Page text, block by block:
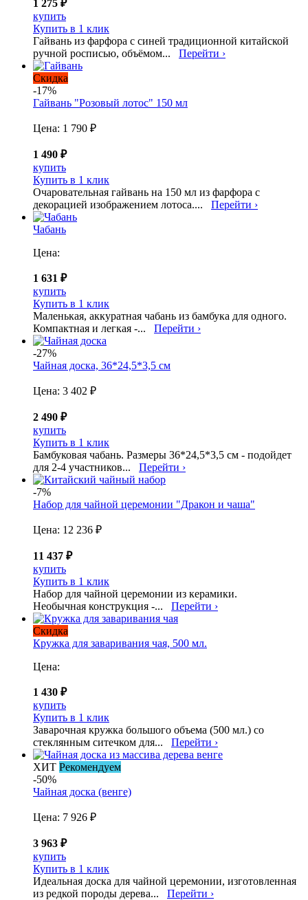
1 275 ₽
купить
Купить в 1 клик
Гайвань из фарфора с синей традиционной китайской
ручной росписью, объёмом... Перейти ›
Скидка
-17%
Гайвань "Розовый лотос" 150 мл
Цена: 1 790 ₽
1 490 ₽
купить
Купить в 1 клик
Очаровательная гайвань на 150 мл из фарфора с
декорацией изображением лотоса.... Перейти ›
Чабань
Цена:
1 631 ₽
купить
Купить в 1 клик
Маленькая, аккуратная чабань из бамбука для одного.
Компактная и легкая -... Перейти ›
-27%
Чайная доска, 36*24,5*3,5 см
Цена: 3 402 ₽
2 490 ₽
купить
Купить в 1 клик
Бамбуковая чабань. Размеры 36*24,5*3,5 см - подойдет
для 2-4 участников... Перейти ›
-7%
Набор для чайной церемонии "Дракон и чаша"
Цена: 12 236 ₽
11 437 ₽
купить
Купить в 1 клик
Набор для чайной церемонии из керамики.
Необычная конструкция -... Перейти ›
Скидка
Кружка для заваривания чая, 500 мл.
Цена:
1 430 ₽
купить
Купить в 1 клик
Заварочная кружка большого объема (500 мл.) со
стеклянным ситечком для... Перейти ›
ХИТ Рекомендуем
-50%
Чайная доска (венге)
Цена: 7 926 ₽
3 963 ₽
купить
Купить в 1 клик
Идеальная доска для чайной церемонии, изготовленная
из редкой породы дерева... Перейти ›